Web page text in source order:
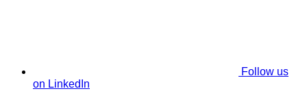
Follow us
on LinkedIn